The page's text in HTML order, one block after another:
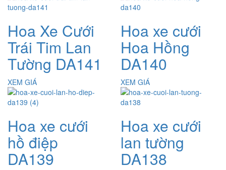
Hoa Xe Cưới
Trái Tim Lan
Tường DA141
XEM GIÁ
Hoa xe cưới
Hoa Hồng
DA140
XEM GIÁ
Hoa xe cưới
hồ điệp
DA139
Hoa xe cưới
lan tường
DA138